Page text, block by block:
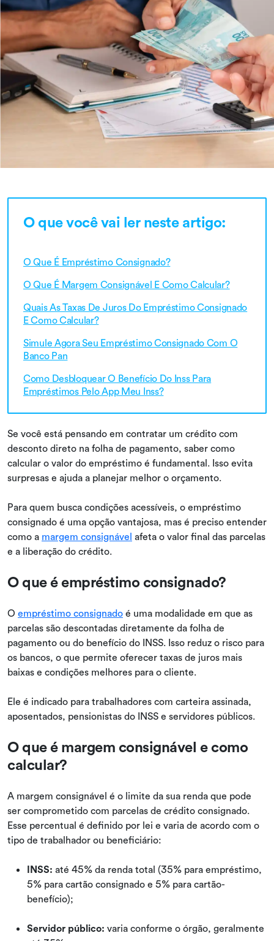
O que você vai ler neste artigo:
O Que É Empréstimo Consignado?
O Que É Margem Consignável E Como Calcular?
Quais As Taxas De Juros Do Empréstimo Consignado
E Como Calcular?
Simule Agora Seu Empréstimo Consignado Com O
Banco Pan
Como Desbloquear O Benefício Do Inss Para
Empréstimos Pelo App Meu Inss?
Se você está pensando em contratar um crédito com
desconto direto na folha de pagamento, saber como
calcular o valor do empréstimo é fundamental. Isso evita
surpresas e ajuda a planejar melhor o orçamento.
Para quem busca condições acessíveis, o empréstimo
consignado é uma opção vantajosa, mas é preciso entender
como a margem consignável afeta o valor final das parcelas
e a liberação do crédito.
O que é empréstimo consignado?
O empréstimo consignado é uma modalidade em que as
parcelas são descontadas diretamente da folha de
pagamento ou do benefício do INSS. Isso reduz o risco para
os bancos, o que permite oferecer taxas de juros mais
baixas e condições melhores para o cliente.
Ele é indicado para trabalhadores com carteira assinada,
aposentados, pensionistas do INSS e servidores públicos.
O que é margem consignável e como
calcular?
A margem consignável é o limite da sua renda que pode
ser comprometido com parcelas de crédito consignado.
Esse percentual é definido por lei e varia de acordo com o
tipo de trabalhador ou beneficiário:
INSS: até 45% da renda total (35% para empréstimo,
5% para cartão consignado e 5% para cartão-
benefício);
Servidor público: varia conforme o órgão, geralmente